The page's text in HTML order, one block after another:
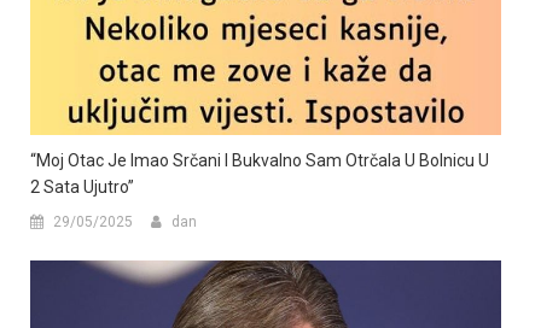
“Moj Otac Je Imao Srčani I Bukvalno Sam Otrčala U Bolnicu U
2 Sata Ujutro”
29/05/2025 dan